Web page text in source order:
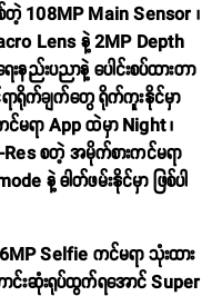
108MP Main Sensor ၊
Lens နဲ့ 2MP Depth
ည်းပညာနဲ့ ပေါင်းစပ်ထားတာ
ရိုက်ချက်တွေ ရိုက်ကူးနိုင်မှာ
မရာ App ထဲမှာ Night ၊
Res စတဲ့ အမိုက်စားကင်မရာ
နဲ့ ဓါတ်ဖမ်းနိုင်မှာ ဖြစ်ပါ
Selfie ကင်မရာ သုံးထား
င်းဆုံးရုပ်ထွက်ရအောင် Super